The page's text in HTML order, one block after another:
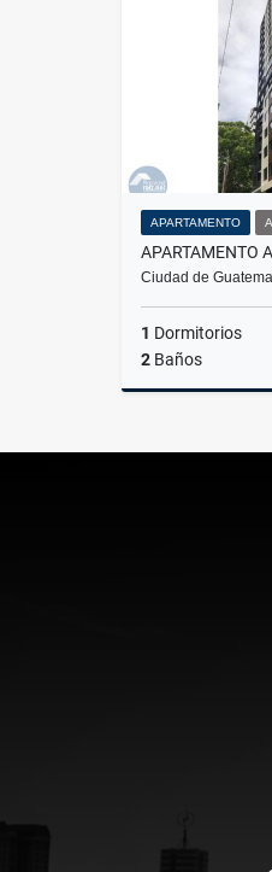
APARTAMENTO
Ciudad de
1 Dormitorios
2 Baños